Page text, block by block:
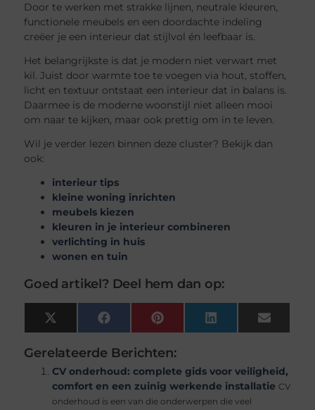
Door te werken met strakke lijnen, neutrale kleuren,
functionele meubels en een doordachte indeling
creëer je een interieur dat stijlvol én leefbaar is.
Het belangrijkste is dat je modern niet verwart met
kil. Juist door warmte toe te voegen via hout, stoffen,
licht en textuur ontstaat een interieur dat in balans is.
Daarmee is de moderne woonstijl niet alleen mooi
om naar te kijken, maar ook prettig om in te leven.
Wil je verder lezen binnen deze cluster? Bekijk dan
ook:
interieur tips
kleine woning inrichten
meubels kiezen
kleuren in je interieur combineren
verlichting in huis
wonen en tuin
Goed artikel? Deel hem dan op:
X
(Twitter)
Facebook Pinterest LinkedIn Email
Gerelateerde Berichten:
CV onderhoud: complete gids voor veiligheid,
comfort en een zuinig werkende installatie CV
onderhoud is een van die onderwerpen die veel